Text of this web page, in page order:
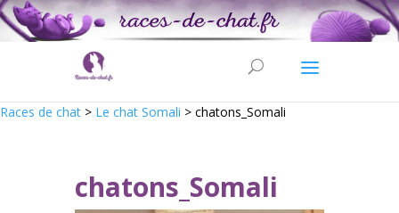
Races de chat > Le chat Somali > chatons_Somali
chatons_Somali